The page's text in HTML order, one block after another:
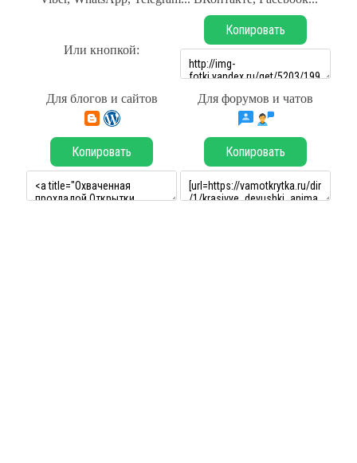
Или кнопкой:
Копировать
Для блогов и сайтов Для форумов и чатов
Копировать Копировать